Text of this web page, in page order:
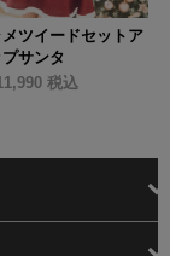
メツイードセットア
プサンタ
税込